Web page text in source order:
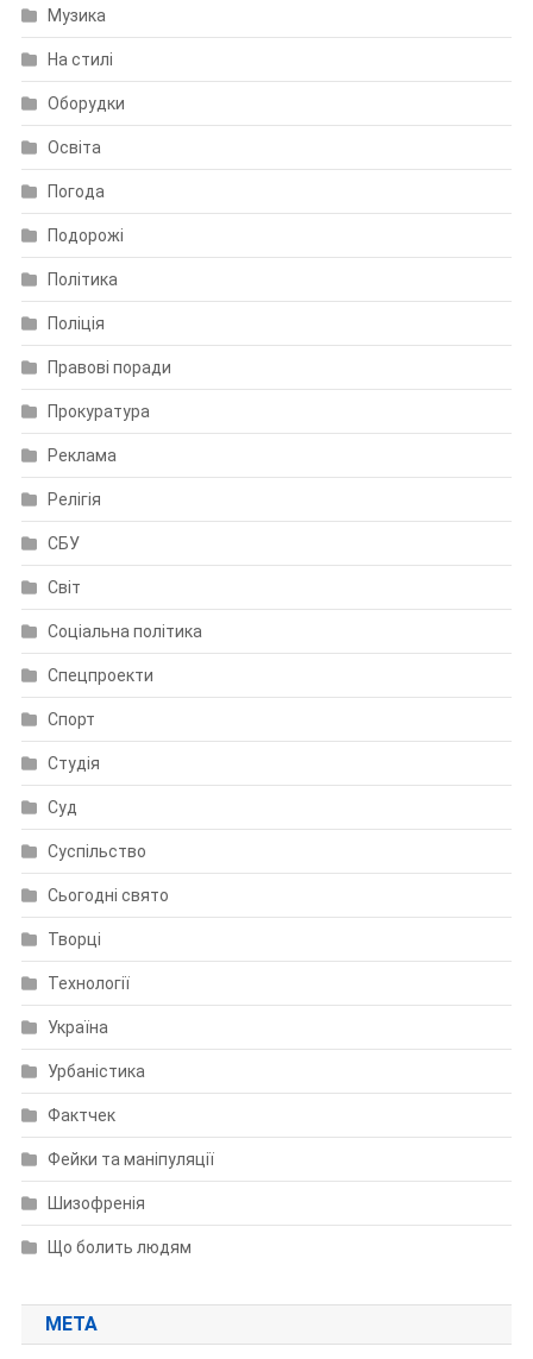
Музика
На стилі
Оборудки
Освіта
Погода
Подорожі
Політика
Поліція
Правові поради
Прокуратура
Реклама
Релігія
СБУ
Світ
Соціальна політика
Спецпроекти
Спорт
Студія
Суд
Суспільство
Сьогодні свято
Творці
Технології
Україна
Урбаністика
Фактчек
Фейки та маніпуляції
Шизофренія
Що болить людям
МЕТА